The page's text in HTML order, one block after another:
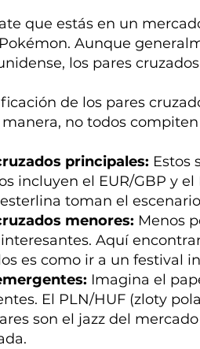
que estás en un
Aunque
los pares
de los pares
no todos
principales: Estos
incluyen el EUR/GBP y
toman el
menores: Menos
Aquí
es como ir a un festival
Imagina el
El PLN/HUF (zloty
son el jazz del